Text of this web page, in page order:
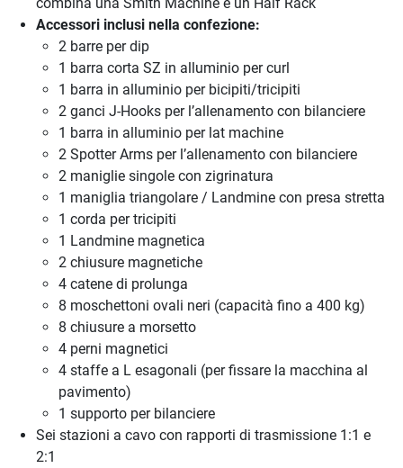
Accessori inclusi nella confezione:
2 barre per dip
1 barra corta SZ in alluminio per curl
1 barra in alluminio per bicipiti/tricipiti
2 ganci J-Hooks per l’allenamento con bilanciere
1 barra in alluminio per lat machine
2 Spotter Arms per l’allenamento con bilanciere
2 maniglie singole con zigrinatura
1 maniglia triangolare / Landmine con presa stretta
1 corda per tricipiti
1 Landmine magnetica
2 chiusure magnetiche
4 catene di prolunga
8 moschettoni ovali neri (capacità fino a 400 kg)
8 chiusure a morsetto
4 perni magnetici
4 staffe a L esagonali (per fissare la macchina al
pavimento)
1 supporto per bilanciere
Sei stazioni a cavo con rapporti di trasmissione 1:1 e
2:1